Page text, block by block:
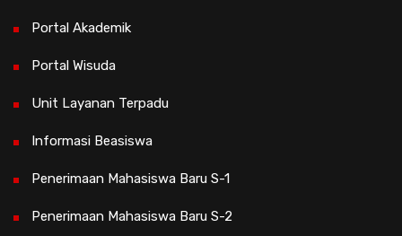
Portal Akademik
Portal Wisuda
Unit Layanan Terpadu
Informasi Beasiswa
Penerimaan Mahasiswa Baru S-1
Penerimaan Mahasiswa Baru S-2